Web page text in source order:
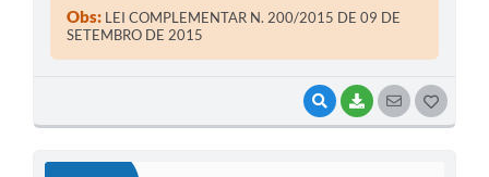
VISUALIZAR
BAIXARSEGUIR
Macedo, Estado de São Paulo, no uso de suas atribuições
legais, faz saber que a Câmara Municipal aprovou e ele
sanciona e promulga a seguinte Lei Complementar:
Obs: LEI COMPLEMENTAR N. 200/2015 DE 09 DE
SETEMBRO DE 2015